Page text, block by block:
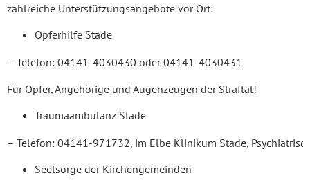
zahlreiche Unterstützungsangebote vor Ort:
Opferhilfe Stade
– Telefon: 04141-4030430 oder 04141-4030431
Für Opfer, Angehörige und Augenzeugen der Straftat!
Traumaambulanz Stade
– Telefon: 04141-971732, im Elbe Klinikum Stade,
Seelsorge der Kirchengemeinden